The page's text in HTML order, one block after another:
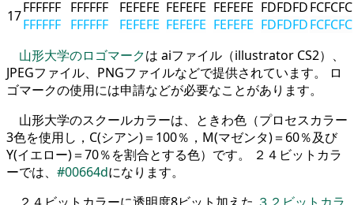
17FFFFFF
FFFFFF
FFFFFF
FFFFFF
FEFEFE
FEFEFE
FEFEFE
FEFEFE
FEFEFE
FEFEFE
FDFDFD
FDFDFD
FCFCFC
FCFCFC
山形大学のロゴマークは aiファイル（illustrator CS2）、
JPEGファイル、PNGファイルなどで提供されています。 ロ
ゴマークの使用には申請などが必要なことがあります。
山形大学のスクールカラーは、ときわ色（プロセスカラー
3色を使用し，C(シアン)＝100％，M(マゼンタ)＝60％及び
Y(イエロー)＝70％を割合とする色）です。 ２４ビットカラ
ーでは、 #00664dになります。